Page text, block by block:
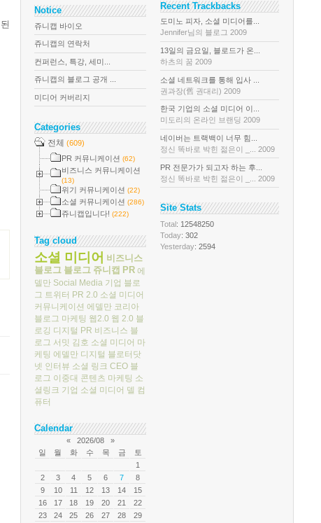
Notice
쥬니캡 바이오
쥬니캡의 연락처
컨퍼런스, 특강, 세미...
쥬니캡의 블로그 공개 ...
미디어 커버리지
Categories
전체 (609)
PR 커뮤니케이션 (62)
비즈니스 커뮤니케이션
(13)
위기 커뮤니케이션 (22)
소셜 커뮤니케이션 (286)
쥬니캡입니다! (222)
Tag cloud
소셜 미디어 비즈니스
블로그 블로그 쥬니캡 PR 에
델만 Social Media 기업 블로
그 트위터 PR 2.0 소셜 미디어
커뮤니케이션 에델만 코리아
블로그 마케팅 웹2.0 웹 2.0 블
로깅 디지털 PR 비즈니스 블
로그 서밋 김호 소셜 미디어 마
케팅 에델만 디지털 블로터닷
넷 인터뷰 소셜 링크 CEO 블
로그 이중대 콘텐츠 마케팅 소
셜링크 기업 소셜 미디어 델 컴
퓨터
Calendar
« 2026/08
»
일
월 화 수 목 금
토
1
2
3 4 5 6 7
8
9
10 11 12 13 14
15
16
17 18 19 20 21
22
23
24 25 26 27 28 29
Recent Trackbacks
도미노 피자, 소셜 미디어를...
Jennifer님의 블로그 2009
13일의 금요일, 블로드가 온...
하츠의 꿈 2009
소셜 네트워크를 통해 입사 ...
권과장(舊 권대리) 2009
한국 기업의 소셜 미디어 이...
미도리의 온라인 브랜딩 2009
네이버는 트랙백이 너무 힘...
정신 똑바로 박힌 젊은이 _... 2009
PR 전문가가 되고자 하는 후...
정신 똑바로 박힌 젊은이 _... 2009
Site Stats
Total: 12548250
Today: 302
Yesterday: 2594